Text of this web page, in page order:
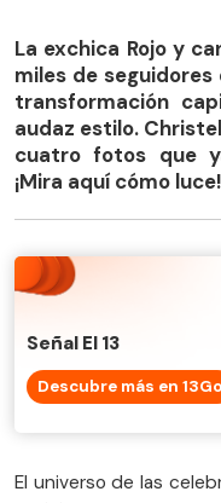
La exchica Rojo y
miles de
transformación
audaz estilo.
cuatro fotos que
¡Mira aquí cómo luce!
Señal El 13
Descubre más en 13Go
El universo de las